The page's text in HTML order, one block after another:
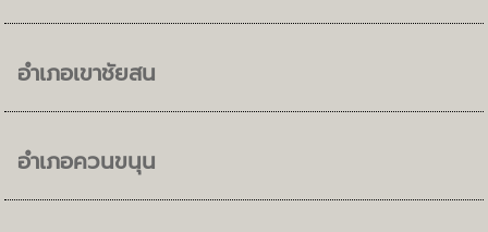
อำเภอเขาชัยสน
อำเภอควนขนุน